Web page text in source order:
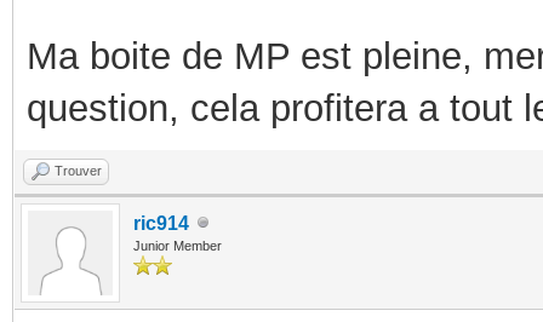
Ma boite de MP est pleine,
question, cela profitera a tout
Trouver
ric914
Junior Member